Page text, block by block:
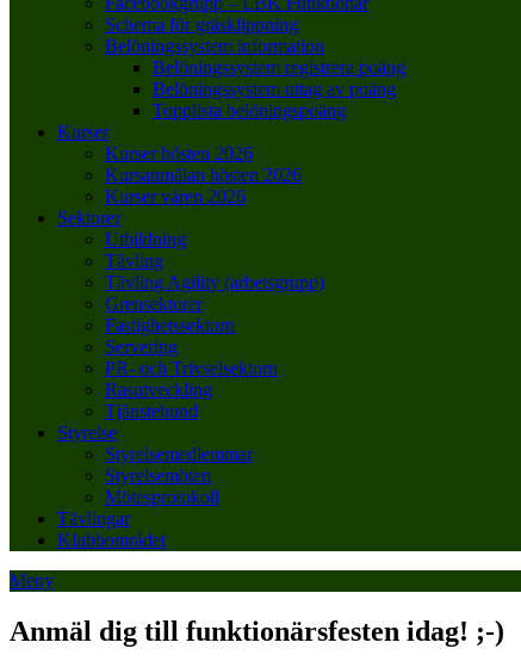
Schema för gräsklippning
Belöningssystem information
Belöningssystem registrera poäng
Belöningssystem uttag av poäng
Topplista belöningspoäng
Kurser
Kurser hösten 2026
Kursanmälan hösten 2026
Kurser våren 2026
Sektorer
Utbildning
Tävling
Tävling Agility (arbetsgrupp)
Grensektorer
Fastighetssektorn
Servering
PR- och Trivselsektorn
Rasutveckling
Tjänstehund
Styrelse
Styrelsemedlemmar
Styrelsemöten
Mötesprotokoll
Tävlingar
Klubbområdet
Meny
Anmäl dig till funktionärsfesten idag! ;-)